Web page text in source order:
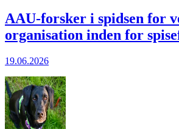
AAU-forsker i spidsen for
organisation inden for
19.06.2026